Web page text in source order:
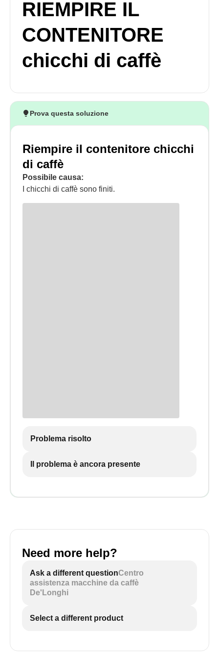
RIEMPIRE IL
CONTENITORE
chicchi di caffè
Prova questa soluzione
Riempire il contenitore chicchi
di caffè
Possibile causa:
I chicchi di caffè sono finiti.
Problema risolto
Il problema è ancora presente
Need more help?
Ask a different questionCentro
assistenza macchine da caffè
De'Longhi
Select a different product